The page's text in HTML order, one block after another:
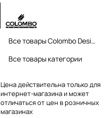
Все товары Colombo Design
Все товары категории
Цена действительна только для
интернет-магазина и может
отличаться от цен в розничных
магазинах